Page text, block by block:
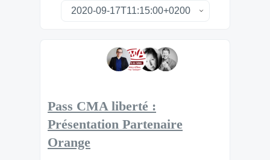
Pass CMA liberté :
Présentation Partenaire
Orange